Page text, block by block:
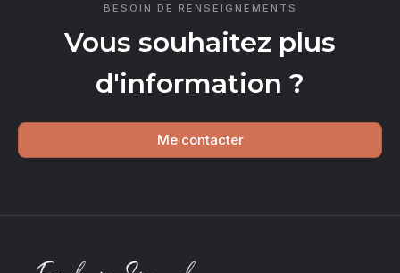
BESOIN DE RENSEIGNEMENTS
Vous souhaitez plus
d'information ?
Me contacter